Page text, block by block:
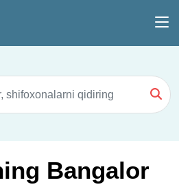
Bangalor